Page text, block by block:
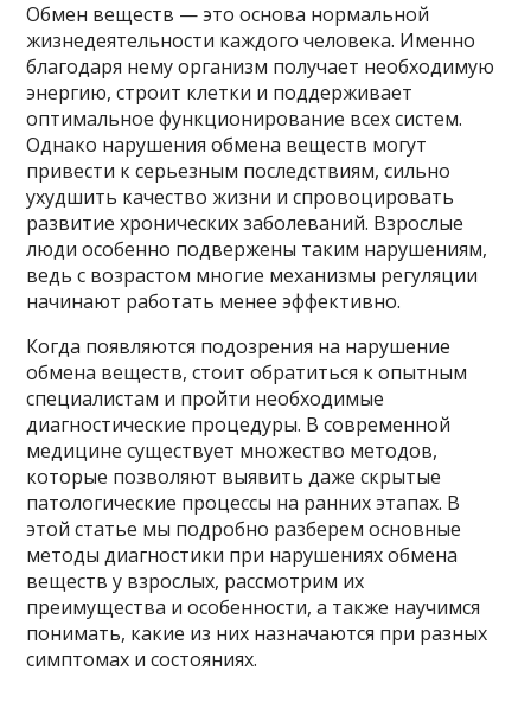
Обмен веществ — это основа нормальной
жизнедеятельности каждого человека. Именно
благодаря нему организм получает необходимую
энергию, строит клетки и поддерживает
оптимальное функционирование всех систем.
Однако нарушения обмена веществ могут
привести к серьезным последствиям, сильно
ухудшить качество жизни и спровоцировать
развитие хронических заболеваний. Взрослые
люди особенно подвержены таким нарушениям,
ведь с возрастом многие механизмы регуляции
начинают работать менее эффективно.
Когда появляются подозрения на нарушение
обмена веществ, стоит обратиться к опытным
специалистам и пройти необходимые
диагностические процедуры. В современной
медицине существует множество методов,
которые позволяют выявить даже скрытые
патологические процессы на ранних этапах. В
этой статье мы подробно разберем основные
методы диагностики при нарушениях обмена
веществ у взрослых, рассмотрим их
преимущества и особенности, а также научимся
понимать, какие из них назначаются при разных
симптомах и состояниях.